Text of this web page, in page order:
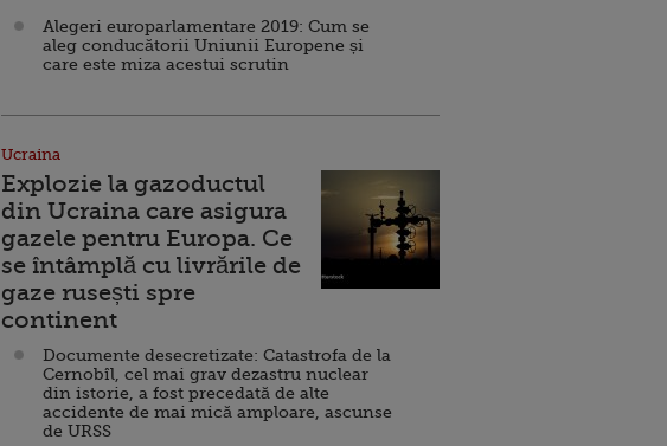
Alegeri europarlamentare 2019: Cum se
aleg conducătorii Uniunii Europene și
care este miza acestui scrutin
Ucraina
Explozie la gazoductul
din Ucraina care asigura
gazele pentru Europa. Ce
se întâmplă cu livrările de
gaze rusești spre
continent
Documente desecretizate: Catastrofa de la
Cernobîl, cel mai grav dezastru nuclear
din istorie, a fost precedată de alte
accidente de mai mică amploare, ascunse
de URSS